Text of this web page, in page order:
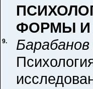
9.
ФОРМЫ И
Барабанов